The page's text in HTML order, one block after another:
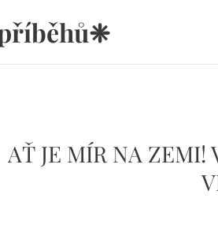
AŤ JE MÍR NA ZEMI!